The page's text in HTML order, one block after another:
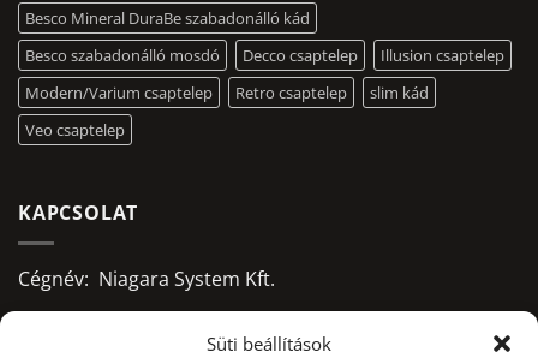
Süti beállítások
Besco Mineral DuraBe szabadonálló kád
Besco szabadonálló mosdó
Decco csaptelep
Illusion csaptelep
Modern/Varium csaptelep
Retro csaptelep
slim kád
Veo csaptelep
KAPCSOLAT
Cégnév: Niagara System Kft.
Adószám: 13156668-2-09